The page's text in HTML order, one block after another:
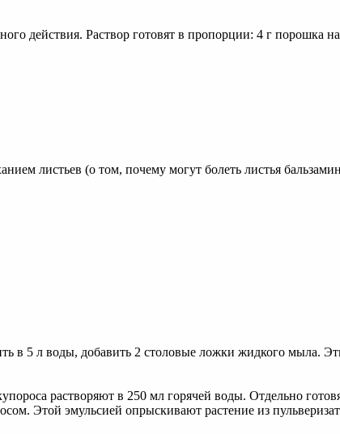
Раствор готовят в пропорции: 4 г порошка
листьев (о том, почему могут болеть листья
в 5 л воды, добавить 2 столовые ложки жидкого мыла.
растворяют в 250 мл горячей воды. Отдельно
Этой эмульсией опрыскивают растение из